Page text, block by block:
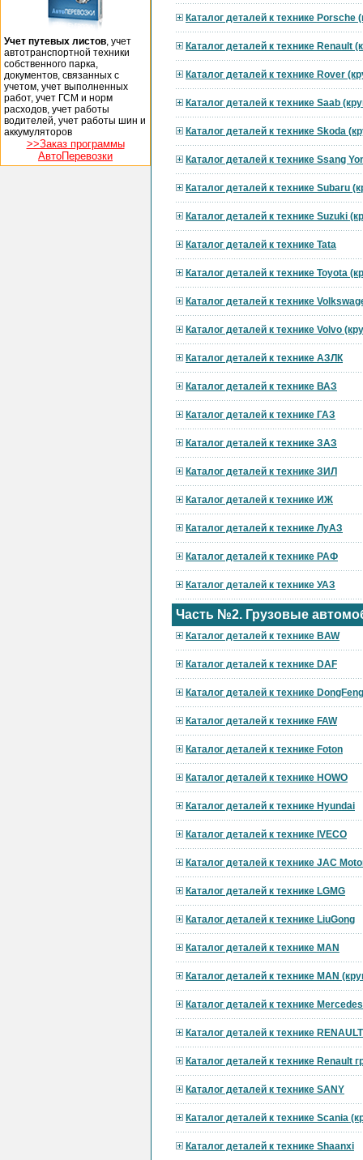
Учет путевых листов , учет
автотранспортной техники
собственного парка,
документов, связанных с
учетом, учет выполненных
работ, учет ГСМ и норм
расходов, учет работы
водителей, учет работы шин и
аккумуляторов
>>Заказ программы
АвтоПеревозки
Каталог деталей к технике Porsche
Каталог деталей к технике Renault
Каталог деталей к технике Rover
Каталог деталей к технике Saab
Каталог деталей к технике Skoda
Каталог деталей к технике Ssang
Каталог деталей к технике Subaru
Каталог деталей к технике Suzuki
Каталог деталей к технике Tata
Каталог деталей к технике Toyota
Каталог деталей к технике
Каталог деталей к технике Volvo
Каталог деталей к технике АЗЛК
Каталог деталей к технике ВАЗ
Каталог деталей к технике ГАЗ
Каталог деталей к технике ЗАЗ
Каталог деталей к технике ЗИЛ
Каталог деталей к технике ИЖ
Каталог деталей к технике ЛуАЗ
Каталог деталей к технике РАФ
Каталог деталей к технике УАЗ
Часть №2. Грузовые
Каталог деталей к технике BAW
Каталог деталей к технике DAF
Каталог деталей к технике DongFeng
Каталог деталей к технике FAW
Каталог деталей к технике Foton
Каталог деталей к технике HOWO
Каталог деталей к технике Hyundai
Каталог деталей к технике IVECO
Каталог деталей к технике JAC
Каталог деталей к технике LGMG
Каталог деталей к технике LiuGong
Каталог деталей к технике MAN
Каталог деталей к технике MAN
Каталог деталей к технике
Каталог деталей к технике RENAULT
Каталог деталей к технике Renault
Каталог деталей к технике SANY
Каталог деталей к технике Scania
Каталог деталей к технике Shaanxi